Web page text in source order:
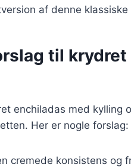
af denne klassiske
til
enchiladas med
Her er nogle forslag:
cremede konsistens og